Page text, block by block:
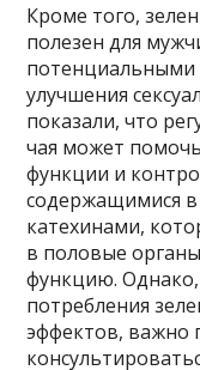
Кроме того,
полезен для
улучшения
показали, что
чая может
функции и
содержащимися
катехинами,
в половые
функцию.
потребления
эффектов, важно